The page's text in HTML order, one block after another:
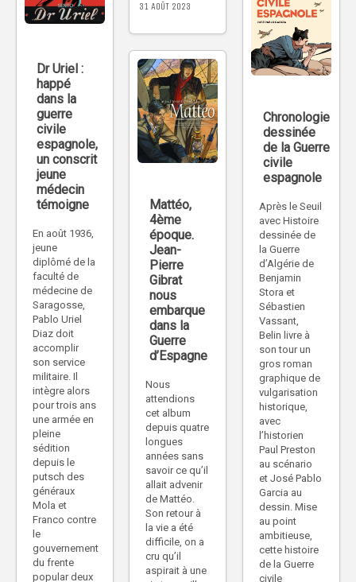
31 AOÛT 2023
Dr Uriel :
happé
dans la
guerre
civile
espagnole,
un conscrit
jeune
médecin
témoigne
En août 1936,
jeune
diplômé de la
faculté de
médecine de
Saragosse,
Pablo Uriel
Diaz doit
accomplir
son service
militaire. Il
intègre alors
pour trois ans
une armée en
pleine
sédition
depuis le
putsch des
généraux
Mola et
Franco contre
le
gouvernement
du frente
popular deux
Chronologie
dessinée
de la Guerre
civile
espagnole
Après le Seuil
avec Histoire
dessinée de
la Guerre
d’Algérie de
Benjamin
Stora et
Sébastien
Vassant,
Belin livre à
son tour un
gros roman
graphique de
vulgarisation
historique,
avec
l’historien
Paul Preston
au scénario
et José Pablo
Garcia au
dessin. Mise
au point
ambitieuse,
cette histoire
de la Guerre
civile
Mattéo,
4ème
époque.
Jean-
Pierre
Gibrat
nous
embarque
dans la
Guerre
d’Espagne
Nous
attendions
cet album
depuis quatre
longues
années sans
savoir ce qu’il
allait advenir
de Mattéo.
Son retour à
la vie a été
difficile, on a
cru qu’il
aspirait à une